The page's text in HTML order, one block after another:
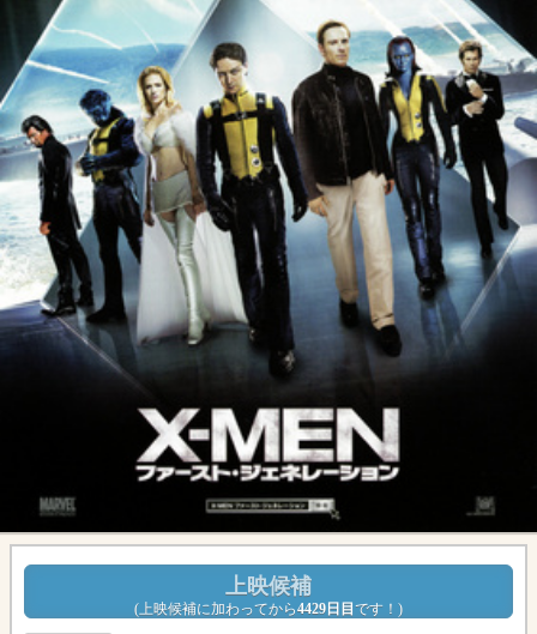
上映候補
(上映候補に加わってから4429日目 です！ )